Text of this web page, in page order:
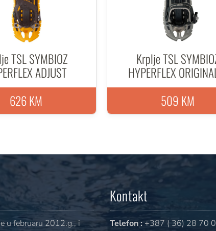
TSL SYMBIOZ
ADJUST
626 KM
Krplje TSL
HYPERFLEX
509 KM
u februaru 2012.g., i
Kontakt
Telefon : +387 ( 36) 28 70